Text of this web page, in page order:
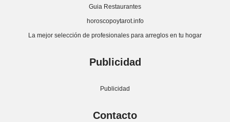
Guia Restaurantes
horoscopoytarot.info
La mejor selección de profesionales para arreglos en tu hogar
Publicidad
Publicidad
Contacto